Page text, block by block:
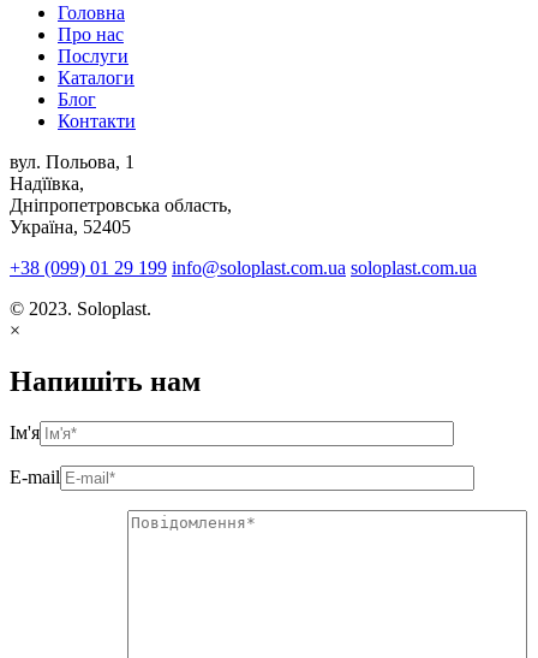
Головна
Про нас
Послуги
Каталоги
Блог
Контакти
вул. Польова, 1
Надїївка,
Дніпропетровська область,
Україна, 52405
+38 (099) 01 29 199 info@soloplast.com.ua soloplast.com.ua
© 2023. Soloplast.
×
Напишіть нам
Ім'я
E-mail